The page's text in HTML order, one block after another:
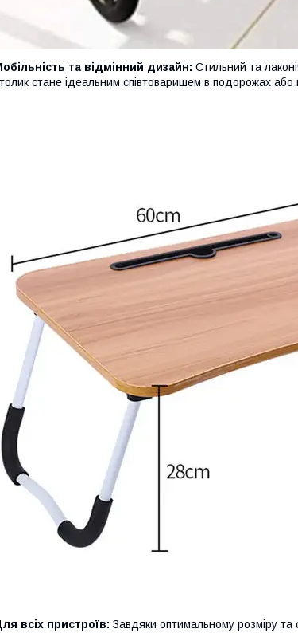
та відмінний дизайн: Стильний та
стане ідеальним співтоваришем в подорожах
всіх пристроїв: Завдяки оптимальному розміру та